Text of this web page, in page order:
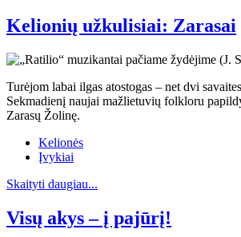
Kelionių užkulisiai: Zarasai
Turėjom labai ilgas atostogas – net dvi
Sekmadienį naujai mažlietuvių folkloru
Zarasų Žolinę.
Kelionės
Įvykiai
Skaityti daugiau...
Visų akys – į pajūrį!